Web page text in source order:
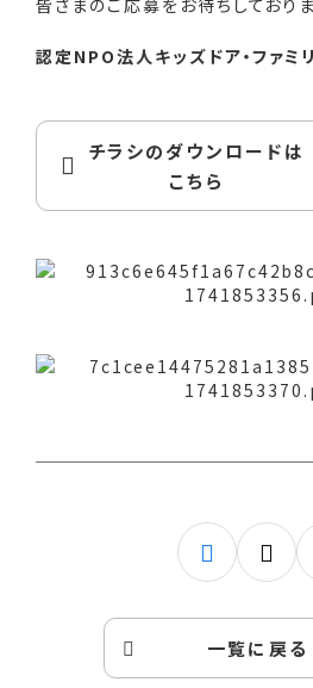
皆さまのご応募をお待ちしておりま
認定NPO法人キッズドア・ファミ
チラシのダウンロードは
こちら
一覧に戻る